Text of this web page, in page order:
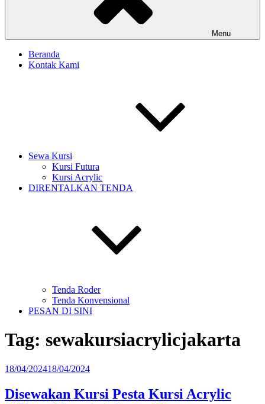
Menu
Beranda
Kontak Kami
Sewa Kursi
Kursi Futura
Kursi Acrylic
DIRENTALKAN TENDA
Tenda Roder
Tenda Konvensional
PESAN DI SINI
Tag: sewakursiacrylicjakarta
Diposkan
18/04/202418/04/2024
Disewakan Kursi Pesta Kursi Acrylic